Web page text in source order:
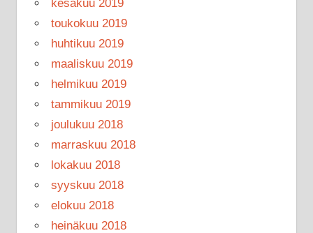
kesäkuu 2019
toukokuu 2019
huhtikuu 2019
maaliskuu 2019
helmikuu 2019
tammikuu 2019
joulukuu 2018
marraskuu 2018
lokakuu 2018
syyskuu 2018
elokuu 2018
heinäkuu 2018